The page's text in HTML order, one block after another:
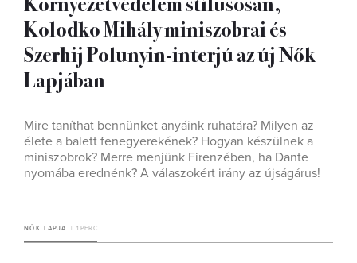
Kolodko Mihály miniszobrai és
Szerhij Polunyin-interjú az új Nők
Lapjában
Mire taníthat bennünket anyáink ruhatára? Milyen az
élete a balett fenegyerekének? Hogyan készülnek a
miniszobrok? Merre menjünk Firenzében, ha Dante
nyomába erednénk? A válaszokért irány az újságárus!
NŐK LAPJA 1 PERC